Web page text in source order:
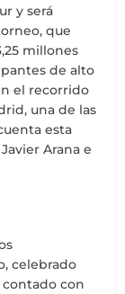
y será
que
millones
de alto
el recorrido
una de las
esta
Arana e
celebrado
contado con